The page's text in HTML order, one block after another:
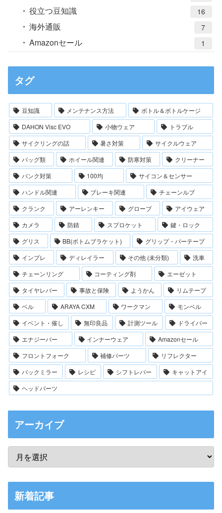
役立つ豆知識 16
海外通販 7
Amazonセール 1
タグ
豆知識 メンテナンス方法
ボトル＆ボトルケージ
DAHON Visc EVO
小物ウェア
トラブル
サイクリングの話
暑さ対策
サイクルウェア
バッグ類
ホイール関連 防寒対策
クリーナー
パンク対策
100均
サイコン＆センサー
ハンドル関連
ブレーキ関連
チェーンルブ
クランク
アーレンキー グローブ
アイウェア
カメラ
防錆 スプロケット
鍵・ロック
グリス
BB(ボトムブラケット)
グリップ・バーテープ
インプレ
ディレイラー その他 (未分類)
洗車
チェーンリング
コーティング剤
エーゼット
タイヤレバー
事故と保険 ようかん
リムテープ
ベル
ARAYA CXM ワークマン
モンベル
イベント・催し
無印良品 計測ツール
ドライバー
エナジーバー
インナーウェア
Amazonセール
フロントフォーク
補修パーツ
リフレクター
バックミラー
レシピ シフトレバー
キャットアイ
ヘッドパーツ
アーカイブ
新着記事